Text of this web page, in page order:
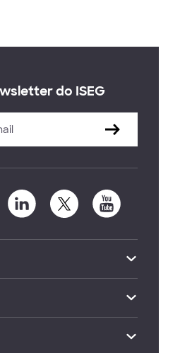
do ISEG